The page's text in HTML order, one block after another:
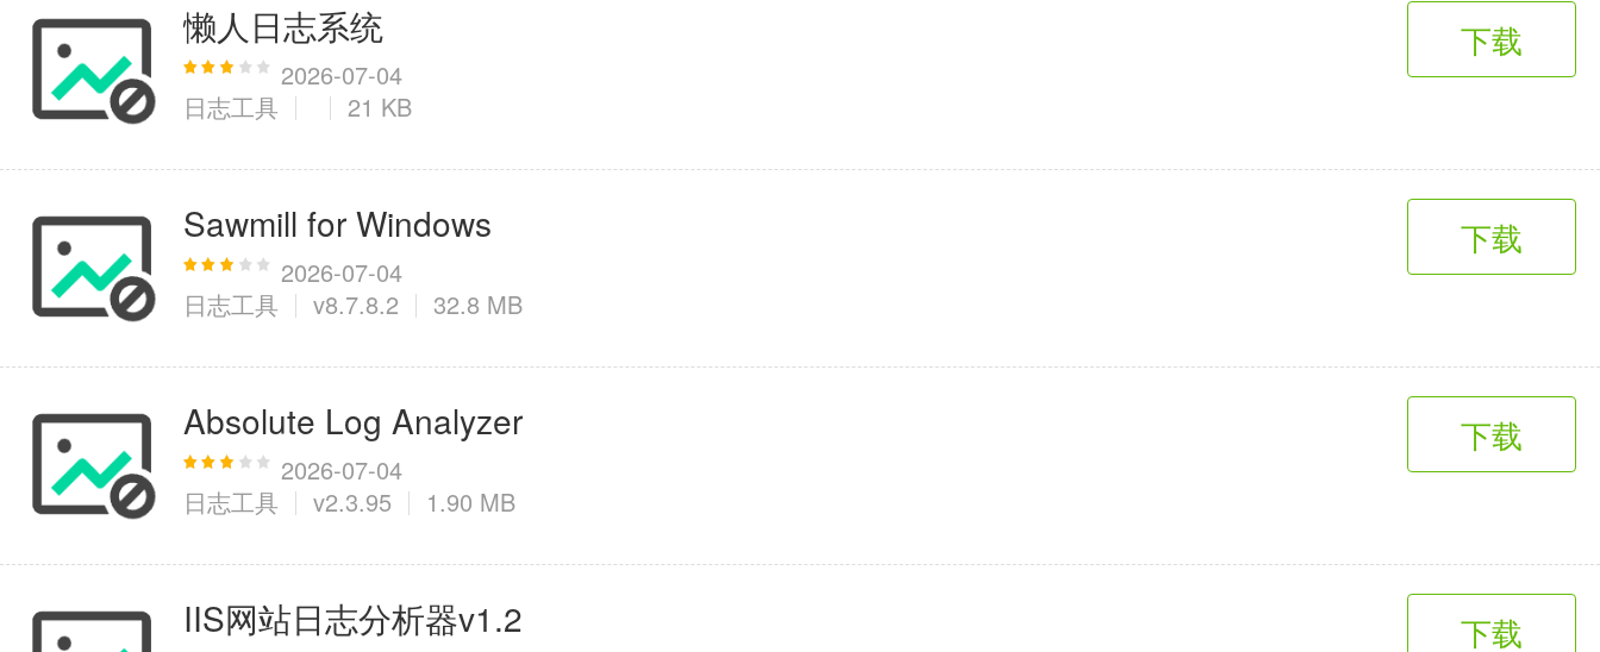
懒人日志系统
2026-07-04
日志工具
21 KB
下载
Sawmill for Windows
2026-07-04
日志工具
v8.7.8.2 32.8 MB
下载
Absolute Log Analyzer
2026-07-04
日志工具
v2.3.95 1.90 MB
下载
IIS网站日志分析器v1.2 下载